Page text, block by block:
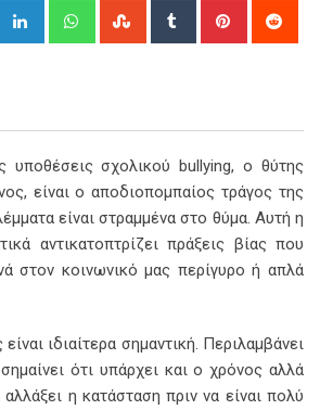
Google+ LinkedIn WhatsappStumbleUpon
Tumblr Pinterest
υποθέσεις σχολικού bullying, ο θύτης
είναι ο αποδιοπομπαίος τράγος της
είναι στραμμένα στο θύμα. Αυτή η
αντικατοπτρίζει πράξεις βίας που
στον κοινωνικό μας περίγυρο ή απλά
ιδιαίτερα σημαντική. Περιλαμβάνει
ότι υπάρχει και ο χρόνος αλλά
η κατάσταση πριν να είναι πολύ